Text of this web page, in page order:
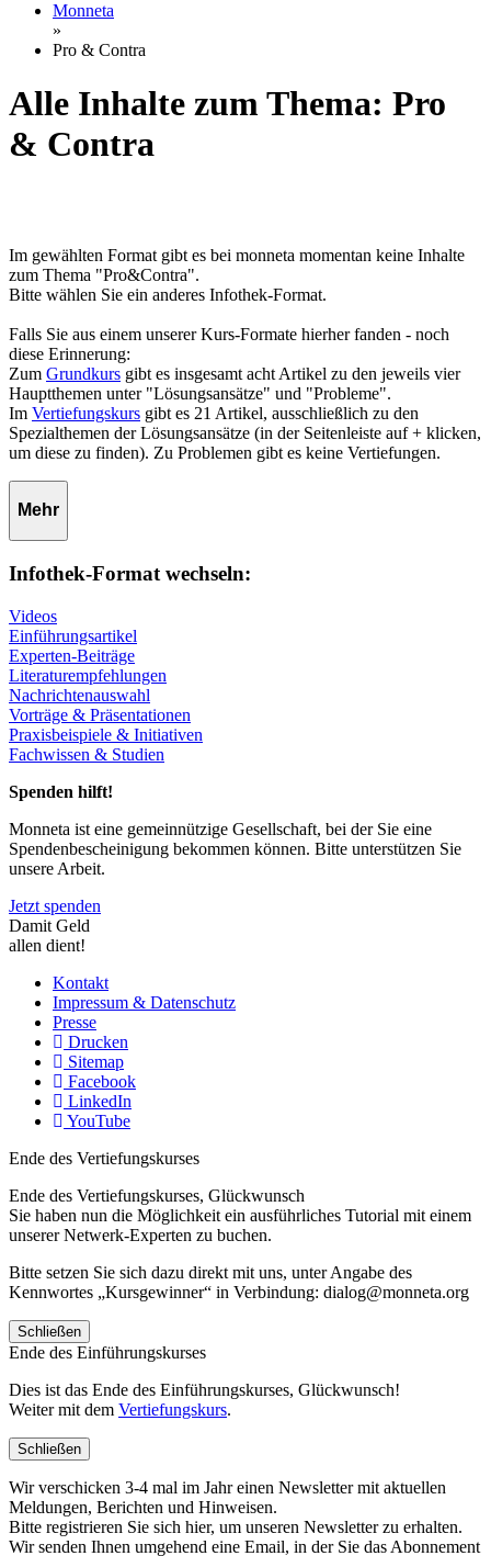
Monneta
»
Pro & Contra
Alle Inhalte zum Thema: Pro
& Contra
Im gewählten Format gibt es bei monneta momentan keine Inhalte
zum Thema "Pro&Contra".
Bitte wählen Sie ein anderes Infothek-Format.
Falls Sie aus einem unserer Kurs-Formate hierher fanden - noch
diese Erinnerung:
Zum Grundkurs gibt es insgesamt acht Artikel zu den jeweils vier
Hauptthemen unter "Lösungsansätze" und "Probleme".
Im Vertiefungskurs gibt es 21 Artikel, ausschließlich zu den
Spezialthemen der Lösungsansätze (in der Seitenleiste auf + klicken,
um diese zu finden). Zu Problemen gibt es keine Vertiefungen.
Mehr
Infothek-Format wechseln:
Videos
Einführungsartikel
Experten-Beiträge
Literaturempfehlungen
Nachrichtenauswahl
Vorträge & Präsentationen
Praxisbeispiele & Initiativen
Fachwissen & Studien
Spenden hilft!
Monneta ist eine gemeinnützige Gesellschaft, bei der Sie eine
Spendenbescheinigung bekommen können. Bitte unterstützen Sie
unsere Arbeit.
Jetzt spenden
Damit Geld
allen dient!
Kontakt
Impressum & Datenschutz
Presse
Drucken
Sitemap
Facebook
LinkedIn
YouTube
Ende des Vertiefungskurses
Ende des Vertiefungskurses, Glückwunsch
Sie haben nun die Möglichkeit ein ausführliches Tutorial mit einem
unserer Netwerk-Experten zu buchen.
Bitte setzen Sie sich dazu direkt mit uns, unter Angabe des
Kennwortes „Kursgewinner“ in Verbindung: dialog@monneta.org
Schließen
Ende des Einführungskurses
Dies ist das Ende des Einführungskurses, Glückwunsch!
Weiter mit dem Vertiefungskurs.
Schließen
Wir verschicken 3-4 mal im Jahr einen Newsletter mit aktuellen
Meldungen, Berichten und Hinweisen.
Bitte registrieren Sie sich hier, um unseren Newsletter zu erhalten.
Wir senden Ihnen umgehend eine Email, in der Sie das Abonnement